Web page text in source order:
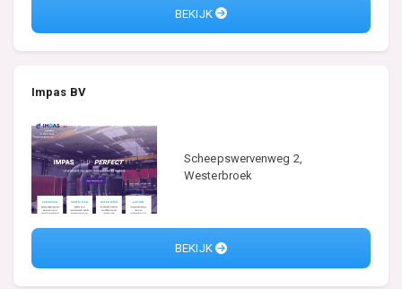
BEKIJK
Impas BV
Scheepswervenweg 2,
Westerbroek
BEKIJK